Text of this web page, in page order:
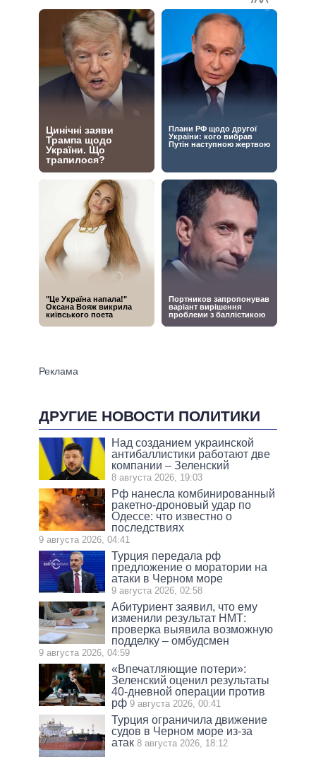
ДРУГИЕ НОВОСТИ ПОЛИТИКИ
Над созданием украинской
антибаллистики работают две
компании – Зеленский
8 августа 2026, 19:03
Рф нанесла комбинированный
ракетно-дроновый удар по
Одессе: что известно о
последствиях
9 августа 2026, 04:41
Турция передала рф
предложение о моратории на
атаки в Черном море
9 августа 2026, 02:58
Абитуриент заявил, что ему
изменили результат НМТ:
проверка выявила возможную
подделку – омбудсмен
9 августа 2026, 04:59
«Впечатляющие потери»:
Зеленский оценил результаты
40-дневной операции против
рф 9 августа 2026, 00:41
Турция ограничила движение
судов в Черном море из-за
атак 8 августа 2026, 18:12